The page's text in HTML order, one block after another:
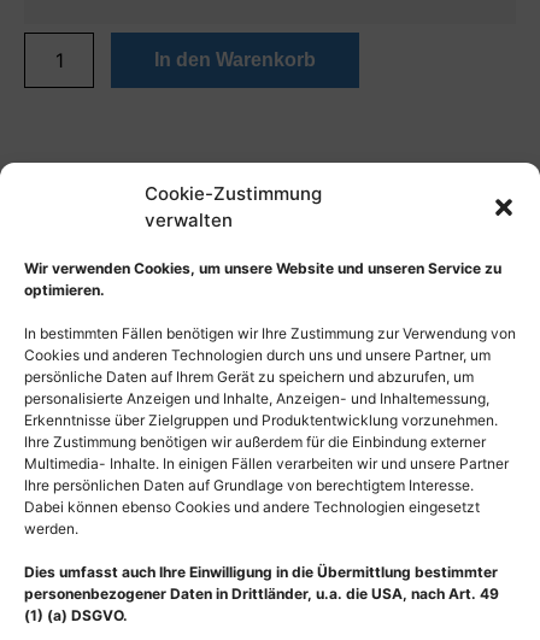
Cookie-Zustimmung
verwalten
Wir verwenden Cookies, um unsere Website und unseren Service zu
optimieren.
In bestimmten Fällen benötigen wir Ihre Zustimmung zur Verwendung von
Cookies und anderen Technologien durch uns und unsere Partner, um
persönliche Daten auf Ihrem Gerät zu speichern und abzurufen, um
personalisierte Anzeigen und Inhalte, Anzeigen- und Inhaltemessung,
Erkenntnisse über Zielgruppen und Produktentwicklung vorzunehmen.
Ihre Zustimmung benötigen wir außerdem für die Einbindung externer
Multimedia- Inhalte. In einigen Fällen verarbeiten wir und unsere Partner
Ihre persönlichen Daten auf Grundlage von berechtigtem Interesse.
Dabei können ebenso Cookies und andere Technologien eingesetzt
werden.
Dies umfasst auch Ihre Einwilligung in die Übermittlung bestimmter
personenbezogener Daten in Drittländer, u.a. die USA, nach Art. 49
(1) (a) DSGVO.
In den Warenkorb